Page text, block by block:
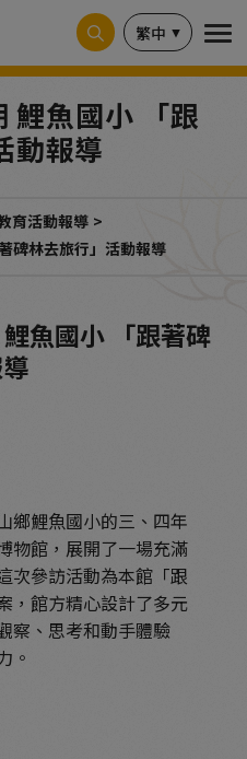
繁中
鯉魚國小 「跟
動報導
育活動報導
碑林去旅行」活動報導
魚國小 「跟著碑
鯉魚國小的三、四年
物館，展開了一場充滿
次參訪活動為本館「跟
，館方精心設計了多元
察、思考和動手體驗
。